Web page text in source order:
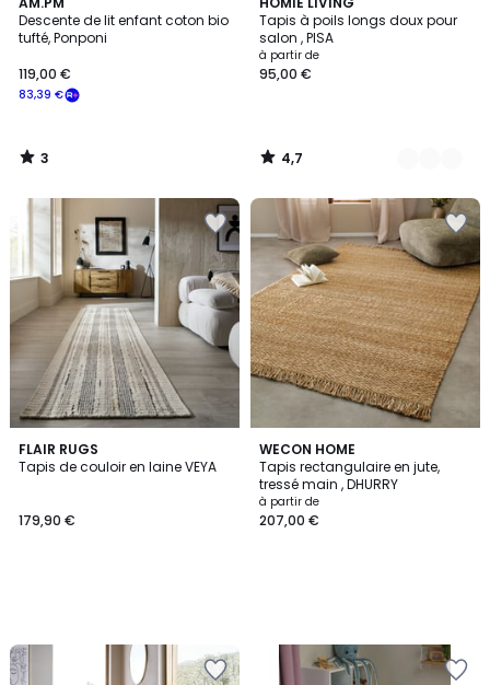
Descente de lit enfant coton bio
tufté, Ponponi
83,39 €
119,00 €
/
5
3
/
Tapis à poils longs doux pour
salon , PISA
à partir de
95,00 €
/ 5
3
Couleurs
4,7
/
FLAIR RUGS
Tapis de couloir en laine VEYA
179,90 €
WECON HOME
Tapis rectangulaire en jute,
tressé main , DHURRY
à partir de
207,00 €